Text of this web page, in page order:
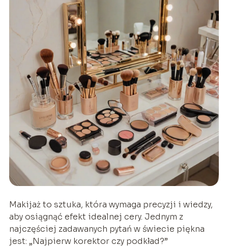
Makijaż to sztuka, która wymaga precyzji i wiedzy,
aby osiągnąć efekt idealnej cery. Jednym z
najczęściej zadawanych pytań w świecie piękna
jest: „Najpierw korektor czy podkład?”